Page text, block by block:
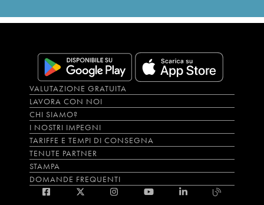
VALUTAZIONE GRATUITA
LAVORA CON NOI
CHI SIAMO?
I NOSTRI IMPEGNI
TARIFFE E TEMPI DI CONSEGNA
TENUTE PARTNER
STAMPA
DOMANDE FREQUENTI